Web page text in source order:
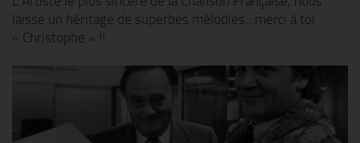
laisse un héritage de superbes mélodies…merci à toi
« Christophe » !!